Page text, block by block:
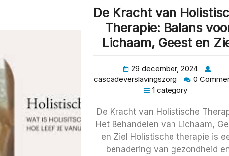
De Kracht van
Therapie: Balans
Lichaam, Geest en
29 december, 2024
cascadeverslavingszorg
0
1 category
De Kracht van Holistische
Het Behandelen van Lichaam,
en Ziel Holistische therapie is
benadering van gezondheid en